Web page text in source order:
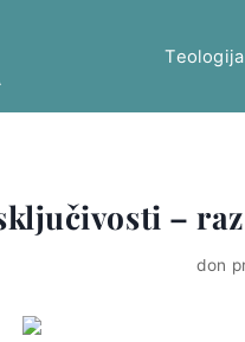
Teologija
–
don